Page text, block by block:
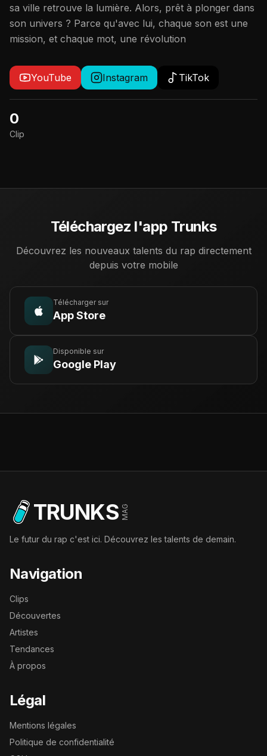
sa ville retrouve la lumière. Alors, prêt à plonger dans
son univers ? Parce qu'avec lui, chaque son est une
mission, et chaque mot, une révolution
YouTube Instagram TikTok
0
Clip
Téléchargez l'app Trunks
Découvrez les nouveaux talents du rap directement
depuis votre mobile
Télécharger sur
App Store
Disponible sur
Google Play
TRUNKS MAG
Le futur du rap c'est ici. Découvrez les talents de demain.
Navigation
Clips
Découvertes
Artistes
Tendances
À propos
Légal
Mentions légales
Politique de confidentialité